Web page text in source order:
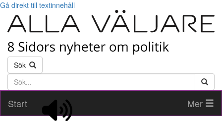
Gå direkt till textinnehåll
Sök
Söktext
Start
Mer